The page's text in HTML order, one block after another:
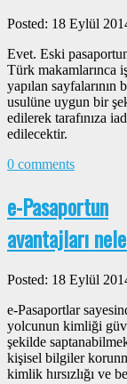
Posted: 18 Eylül
Evet. Eski
Türk makamlarınca
yapılan sayfalarının
usulüne uygun bir
edilerek tarafınıza
edilecektir.
0 comments
e-Pasaportun
avantajları
Posted: 18 Eylül
e-Pasaportlar
yolcunun kimliği
şekilde
kişisel bilgiler
kimlik hırsızlığı ve